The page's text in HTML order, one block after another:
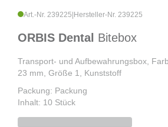
Art.-Nr. 239225 Hersteller-Nr. 239225
ORBIS Dental Bitebox
Transport- und Aufbewahrungsbox,
23 mm, Größe 1, Kunststoff
Packung: Packung
Inhalt: 10 Stück